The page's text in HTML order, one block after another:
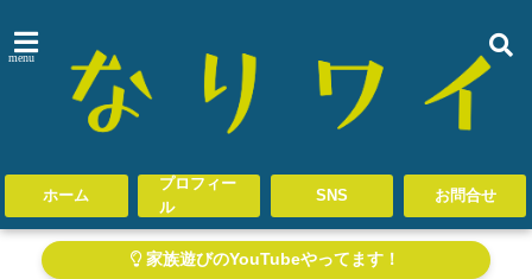
menu
ホーム
プロフィー
ル
SNS お問合せ
家族遊びのYouTubeやってます！